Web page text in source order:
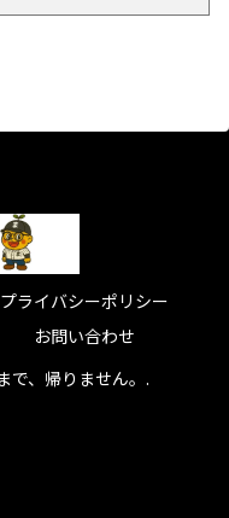
プライバシーポリシー
お問い合わせ
で、帰りません。.